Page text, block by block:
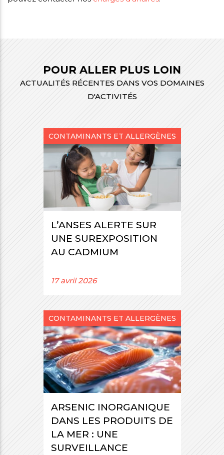
POUR ALLER PLUS LOIN
ACTUALITÉS RÉCENTES DANS VOS DOMAINES
D'ACTIVITÉS
CONTAMINANTS ET ALLERGÈNES
L’ANSES ALERTE SUR
UNE SUREXPOSITION
AU CADMIUM
17 avril 2026
CONTAMINANTS ET ALLERGÈNES
ARSENIC INORGANIQUE
DANS LES PRODUITS DE
LA MER : UNE
SURVEILLANCE